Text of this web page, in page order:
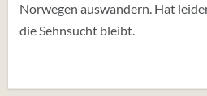
Norwegen auswandern. Hat
die Sehnsucht bleibt.